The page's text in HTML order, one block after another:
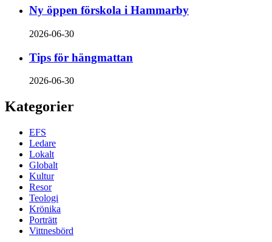
Ny öppen förskola i Hammarby
2026-06-30
Tips för hängmattan
2026-06-30
Kategorier
EFS
Ledare
Lokalt
Globalt
Kultur
Resor
Teologi
Krönika
Porträtt
Vittnesbörd